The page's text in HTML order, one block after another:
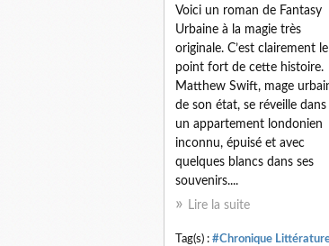
Voici un roman de Fantasy
Urbaine à la magie très
originale. C’est clairement le
point fort de cette histoire.
Matthew Swift, mage
de son état, se réveille dans
un appartement londonien
inconnu, épuisé et avec
quelques blancs dans ses
souvenirs....
Lire la suite
Tag(s) : #Chronique